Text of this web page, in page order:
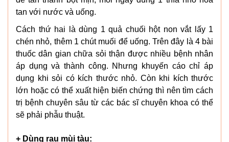
tan với nước và uống.
Cách thứ hai là dùng 1 quả chuối hột non vắt lấy 1
chén nhỏ, thêm 1 chút muối để uống. Trên đây là 4 bài
thuốc dân gian chữa sỏi thận được nhiều bệnh nhân
áp dụng và thành công. Nhưng khuyến cáo chỉ áp
dụng khi sỏi có kích thước nhỏ. Còn khi kích thước
lớn hoặc có thể xuất hiện biến chứng thì nên tìm cách
trị bệnh chuyên sâu từ các bác sĩ chuyên khoa có thể
sẽ phải phẫu thuật.
+ Dùng rau mùi tàu: